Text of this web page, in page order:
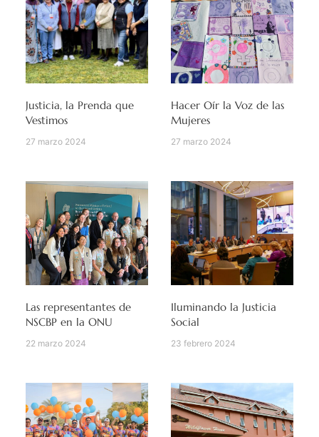
Justicia, la Prenda que
Vestimos
27 marzo 2024
Hacer Oír la Voz de las
Mujeres
27 marzo 2024
Las representantes de
NSCBP en la ONU
22 marzo 2024
Iluminando la Justicia
Social
23 febrero 2024